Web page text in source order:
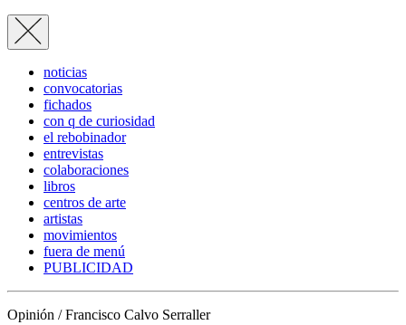
noticias
convocatorias
fichados
con q de curiosidad
el rebobinador
entrevistas
colaboraciones
libros
centros de arte
artistas
movimientos
fuera de menú
PUBLICIDAD
Opinión / Francisco Calvo Serraller